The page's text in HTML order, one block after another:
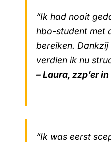
“Ik had nooit
hbo-student met
bereiken.
verdien ik nu
– Laura, zzp’er
“Ik was eerst